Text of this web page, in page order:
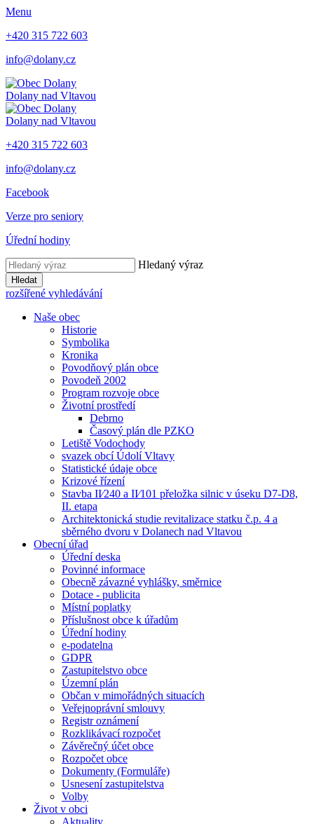
Menu
+420 315 722 603
info@dolany.cz
Dolany nad Vltavou
Dolany nad Vltavou
+420 315 722 603
info@dolany.cz
Facebook
Verze pro seniory
Úřední hodiny
Hledaný výraz
Hledat
rozšířené vyhledávání
Naše obec
Historie
Symbolika
Kronika
Povodňový plán obce
Povodeň 2002
Program rozvoje obce
Životní prostředí
Debrno
Časový plán dle PZKO
Letiště Vodochody
svazek obcí Údolí Vltavy
Statistické údaje obce
Krizové řízení
Stavba II⁄240 a II⁄101 přeložka silnic v úseku D7-D8,
II. etapa
Architektonická studie revitalizace statku č.p. 4 a
sběrného dvoru v Dolanech nad Vltavou
Obecní úřad
Úřední deska
Povinné informace
Obecně závazné vyhlášky, směrnice
Dotace - publicita
Místní poplatky
Příslušnost obce k úřadům
Úřední hodiny
e-podatelna
GDPR
Zastupitelstvo obce
Územní plán
Občan v mimořádných situacích
Veřejnoprávní smlouvy
Registr oznámení
Rozklikávací rozpočet
Závěrečný účet obce
Rozpočet obce
Dokumenty (Formuláře)
Usnesení zastupitelstva
Volby
Život v obci
Aktuality